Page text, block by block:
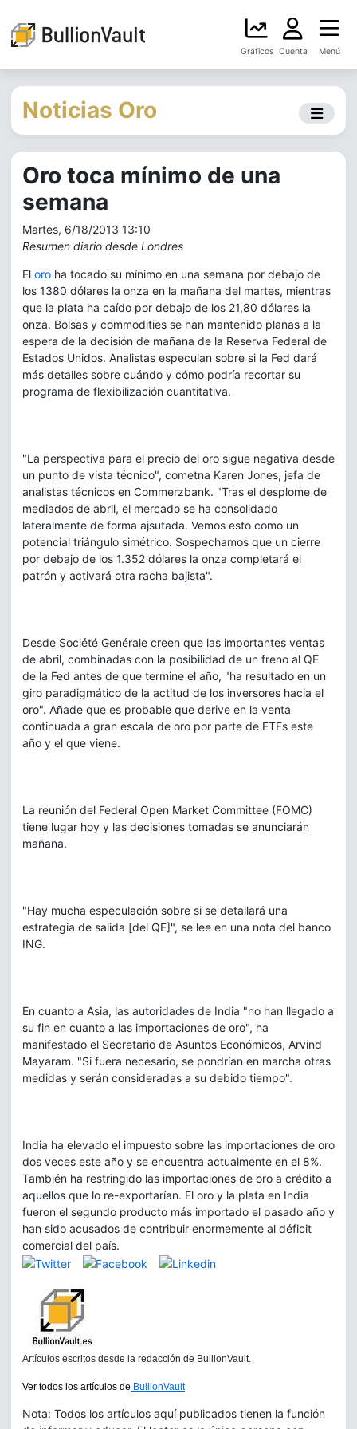
Gráficos Cuenta Menú
Noticias Oro
Oro toca mínimo de una
semana
Martes, 6/18/2013 13:10
Resumen diario desde Londres
El oro ha tocado su mínimo en una semana por debajo de
los 1380 dólares la onza en la mañana del martes, mientras
que la plata ha caído por debajo de los 21,80 dólares la
onza. Bolsas y commodities se han mantenido planas a la
espera de la decisión de mañana de la Reserva Federal de
Estados Unidos. Analistas especulan sobre si la Fed dará
más detalles sobre cuándo y cómo podría recortar su
programa de flexibilización cuantitativa.
"La perspectiva para el precio del oro sigue negativa desde
un punto de vista técnico", cometna Karen Jones, jefa de
analistas técnicos en Commerzbank. "Tras el desplome de
mediados de abril, el mercado se ha consolidado
lateralmente de forma ajsutada. Vemos esto como un
potencial triángulo simétrico. Sospechamos que un cierre
por debajo de los 1.352 dólares la onza completará el
patrón y activará otra racha bajista".
Desde Société Genérale creen que las importantes ventas
de abril, combinadas con la posibilidad de un freno al QE
de la Fed antes de que termine el año, "ha resultado en un
giro paradigmático de la actitud de los inversores hacia el
oro". Añade que es probable que derive en la venta
continuada a gran escala de oro por parte de ETFs este
año y el que viene.
La reunión del Federal Open Market Committee (FOMC)
tiene lugar hoy y las decisiones tomadas se anunciarán
mañana.
"Hay mucha especulación sobre si se detallará una
estrategia de salida [del QE]", se lee en una nota del banco
ING.
En cuanto a Asia, las autoridades de India "no han llegado a
su fin en cuanto a las importaciones de oro", ha
manifestado el Secretario de Asuntos Económicos, Arvind
Mayaram. "Si fuera necesario, se pondrían en marcha otras
medidas y serán consideradas a su debido tiempo".
India ha elevado el impuesto sobre las importaciones de oro
dos veces este año y se encuentra actualmente en el 8%.
También ha restringido las importaciones de oro a crédito a
aquellos que lo re-exportarían. El oro y la plata en India
fueron el segundo producto más importado el pasado año y
han sido acusados de contribuir enormemente al déficit
comercial del país.
Artículos escritos desde la redacción de BullionVault.
Ver todos los artículos de BullionVault
Nota: Todos los artículos aquí publicados tienen la función